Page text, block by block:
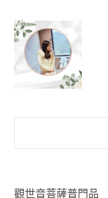
觀世音菩薩普門品